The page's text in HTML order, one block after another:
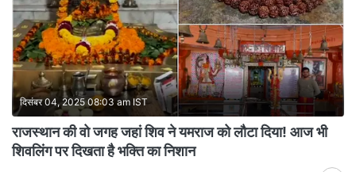
दिसंबर 04, 2025 08:03 am IST
राजस्थान की वो जगह जहां शिव ने यमराज को लौटा दिया! आज भी
शिवलिंग पर दिखता है भक्ति का निशान